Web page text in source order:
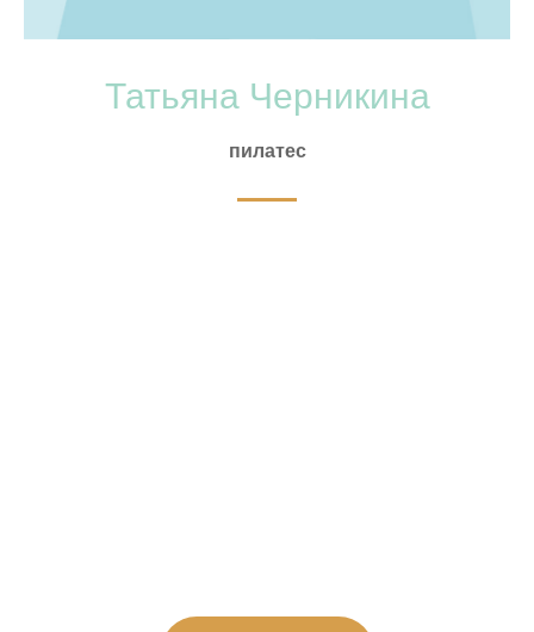
Татьяна Черникина
пилатес